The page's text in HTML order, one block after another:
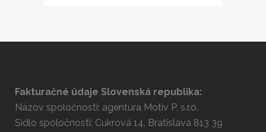
Fakturačné údaje Slovenská republika:
Názov spoločnosti: agentúra Motiv P, s.r.o.
Sídlo spoločnosti: Cukrová 14, Bratislava 813 39